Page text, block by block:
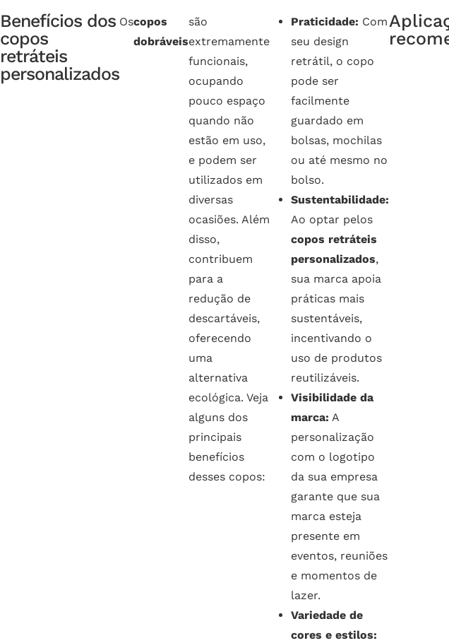
Benefícios dos
copos
retráteis
personalizados
Oscopos
dobráveis
são
extremamente
funcionais,
ocupando
pouco espaço
quando não
estão em uso,
e podem ser
utilizados em
diversas
ocasiões. Além
disso,
contribuem
para a
redução de
descartáveis,
oferecendo
uma
alternativa
ecológica. Veja
alguns dos
principais
benefícios
desses copos:
Praticidade: Com
seu design
retrátil, o copo
pode ser
facilmente
guardado em
bolsas, mochilas
ou até mesmo no
bolso.
Sustentabilidade:
Ao optar pelos
copos retráteis
personalizados,
sua marca apoia
práticas mais
sustentáveis,
incentivando o
uso de produtos
reutilizáveis.
Visibilidade da
marca: A
personalização
com o logotipo
da sua empresa
garante que sua
marca esteja
presente em
eventos, reuniões
e momentos de
lazer.
Variedade de
cores e estilos: